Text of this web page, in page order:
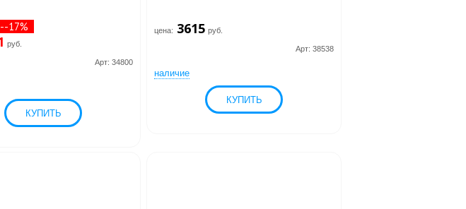
--17%
руб.
Арт: 34800
цена: 3615 руб.
Арт: 38538
наличие